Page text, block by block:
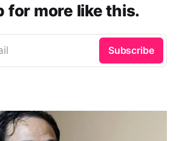
for more like this.
Subscribe